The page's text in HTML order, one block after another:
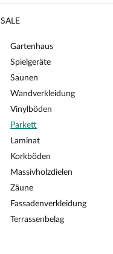
SALE
Gartenhaus
Spielgeräte
Saunen
Wandverkleidung
Vinylböden
Parkett
Laminat
Korkböden
Massivholzdielen
Zäune
Fassadenverkleidung
Terrassenbelag